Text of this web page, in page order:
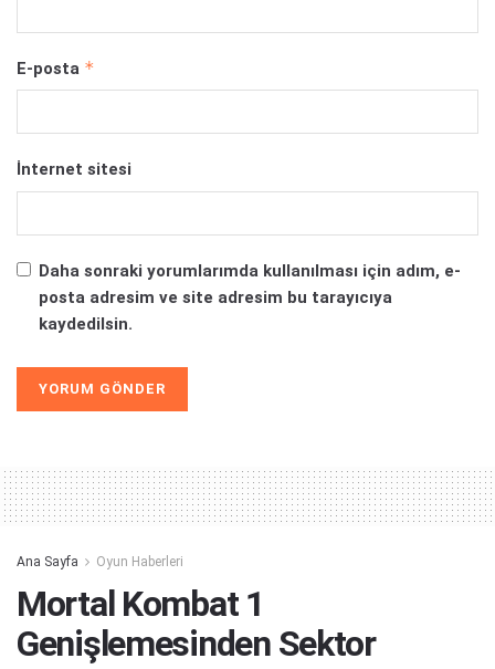
E-posta *
İnternet sitesi
Daha sonraki yorumlarımda kullanılması için adım, e-
posta adresim ve site adresim bu tarayıcıya
kaydedilsin.
Ana Sayfa Oyun Haberleri
Mortal Kombat 1
Genişlemesinden Sektor